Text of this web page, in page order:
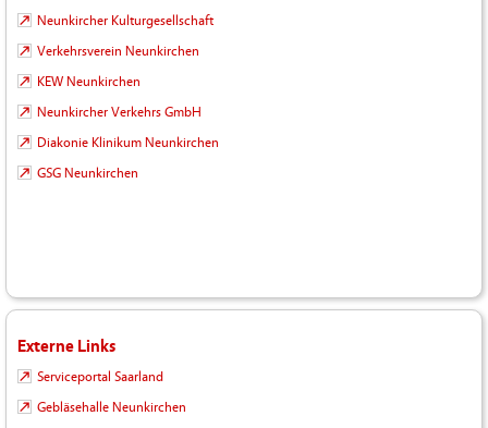
Neunkircher Kulturgesellschaft
Verkehrsverein Neunkirchen
KEW Neunkirchen
Neunkircher Verkehrs GmbH
Diakonie Klinikum Neunkirchen
GSG Neunkirchen
Externe Links
Serviceportal Saarland
Gebläsehalle Neunkirchen